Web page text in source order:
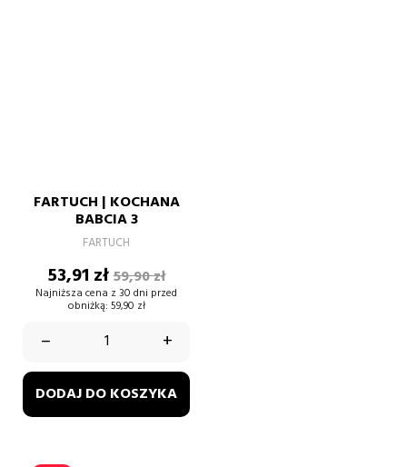
FARTUCH | KOCHANA
BABCIA 3
FARTUCH
Cena
53,91 złCena
podstawowa
59,90 zł
Najniższa cena z 30 dni przed
obniżką: 59,90 zł
– +
DODAJ DO KOSZYKA